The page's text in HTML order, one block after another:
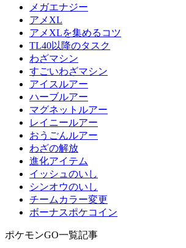
メガエナジー
アメXL
アメXLを集めるコツ
TL40以降のタスク
わざマシン
すごいわざマシン
アイスルアー
ハーブルアー
マグネットルアー
レイニールアー
おうごんルアー
わざの解放
進化アイテム
イッシュのいし
シンオウのいし
チームカラー変更
ボーナスポケコイン
ポケモンGO一覧記事